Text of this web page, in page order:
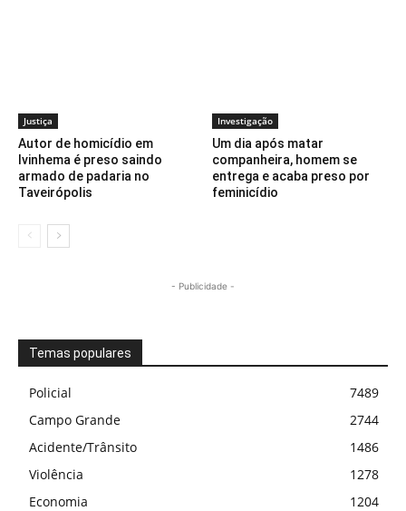
Justiça
Autor de homicídio em
Ivinhema é preso saindo
armado de padaria no
Taveirópolis
Investigação
Um dia após matar
companheira, homem se
entrega e acaba preso por
feminicídio
- Publicidade -
Temas populares
Policial
7489
Campo Grande
2744
Acidente/Trânsito
1486
Violência
1278
Economia
1204